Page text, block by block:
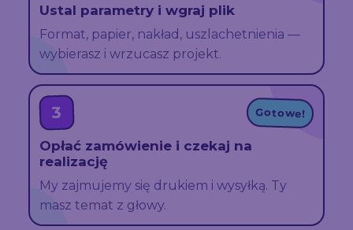
Ustal parametry i wgraj plik
Format, papier, nakład, uszlachetnienia —
wybierasz i wrzucasz projekt.
3 Gotowe!
Opłać zamówienie i czekaj na
realizację
My zajmujemy się drukiem i wysyłką. Ty
masz temat z głowy.